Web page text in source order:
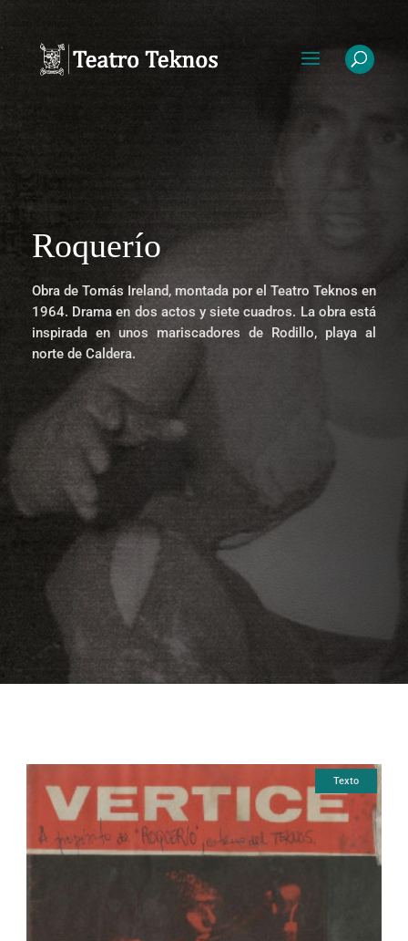
Roquerío
Obra de Tomás Ireland, montada por el Teatro Teknos en
1964. Drama en dos actos y siete cuadros. La obra está
inspirada en unos mariscadores de Rodillo, playa al
norte de Caldera.
Texto